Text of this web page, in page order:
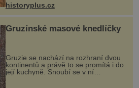
historyplus.cz
Gruzínské masové knedlíčky
Gruzie se nachází na rozhraní dvou
kontinentů a právě to se promítá i do
její kuchyně. Snoubí se v ní
evropské a asijské chutě a díky tomu